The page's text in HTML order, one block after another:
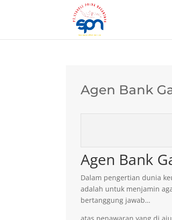
Agen Bank
Agen Bank
Dalam pengertian dunia
adalah untuk menjamin
bertanggung jawab…